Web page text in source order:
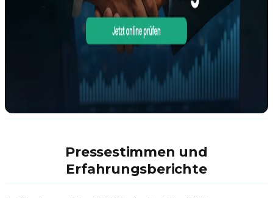
Pressestimmen und
Erfahrungsberichte